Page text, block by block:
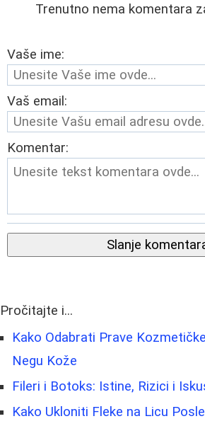
Trenutno nema komentara
Vaše ime:
Vaš email:
Komentar:
Slanje
Pročitajte i...
Kako Odabrati Prave
Negu Kože
Fileri i Botoks: Istine, Rizici i
Kako Ukloniti Fleke na Licu